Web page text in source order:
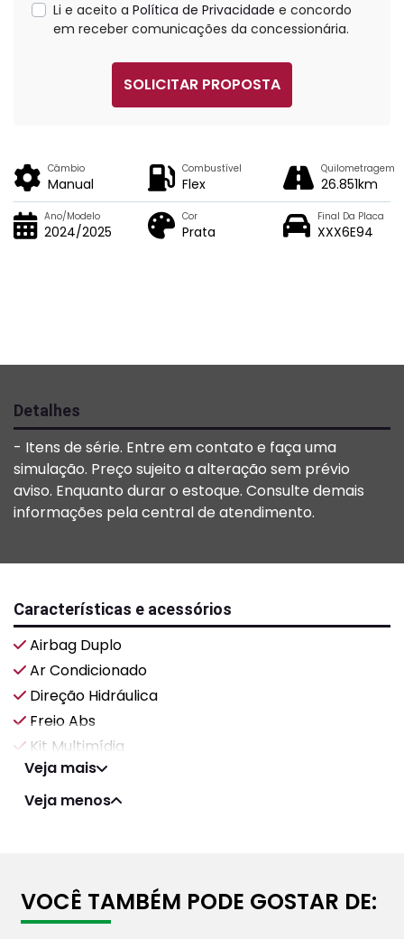
Li e aceito a Política de Privacidade e concordo
em receber comunicações da concessionária.
SOLICITAR PROPOSTA
Câmbio
Manual
Combustível
Flex
Quilometragem
26.851km
Ano/Modelo
2024/2025
Cor
Prata
Final Da Placa
XXX6E94
Detalhes
- Itens de série. Entre em contato e faça uma
simulação. Preço sujeito a alteração sem prévio
aviso. Enquanto durar o estoque. Consulte demais
informações pela central de atendimento.
Características e acessórios
Airbag Duplo
Ar Condicionado
Direção Hidráulica
Freio Abs
Kit Multimídia
Veja mais
Veja menos
VOCÊ TAMBÉM PODE GOSTAR DE: